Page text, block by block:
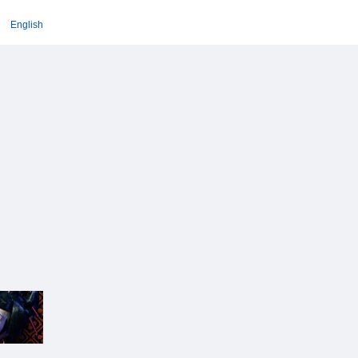
English